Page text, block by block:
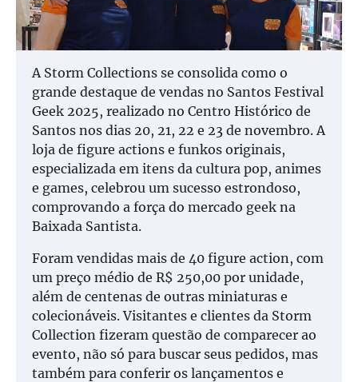
A Storm Collections se consolida como o
grande destaque de vendas no Santos Festival
Geek 2025, realizado no Centro Histórico de
Santos nos dias 20, 21, 22 e 23 de novembro. A
loja de figure actions e funkos originais,
especializada em itens da cultura pop, animes
e games, celebrou um sucesso estrondoso,
comprovando a força do mercado geek na
Baixada Santista.
Foram vendidas mais de 40 figure action, com
um preço médio de R$ 250,00 por unidade,
além de centenas de outras miniaturas e
colecionáveis. Visitantes e clientes da Storm
Collection fizeram questão de comparecer ao
evento, não só para buscar seus pedidos, mas
também para conferir os lançamentos e